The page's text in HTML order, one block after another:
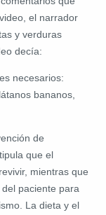
video, el narrador
y verduras
decía:
necesarios:
bananos,
de
que el
mientras que
paciente para
La dieta y el